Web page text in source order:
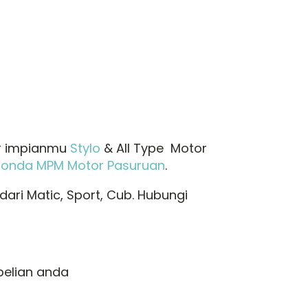
impianmu Stylo & All Type Motor
MPM Motor Pasuruan.
Matic, Sport, Cub. Hubungi
anda